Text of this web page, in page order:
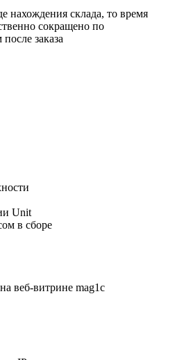
нахождения склада, то время
сокращено по
заказа
Unit
в сборе
веб-витрине mag1c